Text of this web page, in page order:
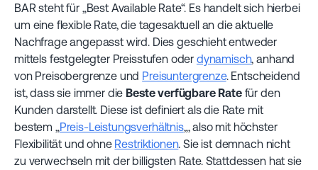
BAR steht für „Best Available Rate“. Es handelt sich hierbei
um eine flexible Rate, die tagesaktuell an die aktuelle
Nachfrage angepasst wird. Dies geschieht entweder
mittels festgelegter Preisstufen oder dynamisch, anhand
von Preisobergrenze und Preisuntergrenze. Entscheidend
ist, dass sie immer die Beste verfügbare Ratefür den
Kunden darstellt. Diese ist definiert als die Rate mit
bestem „ Preis-Leistungsverhältnis„, also mit höchster
Flexibilität und ohne Restriktionen. Sie ist demnach nicht
zu verwechseln mit der billigsten Rate. Stattdessen hat sie